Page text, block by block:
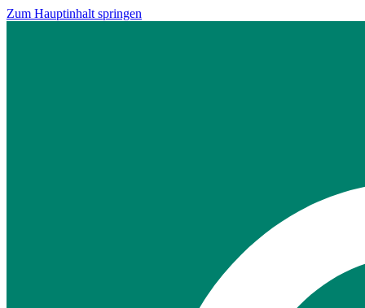
Zum Hauptinhalt springen